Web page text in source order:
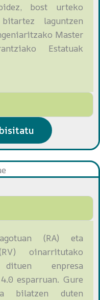
bost urteko
bitartez laguntzen
Master
Estatuak
(RA) eta
oinarritutako
enpresa
esparruan. Gure
bilatzen duten